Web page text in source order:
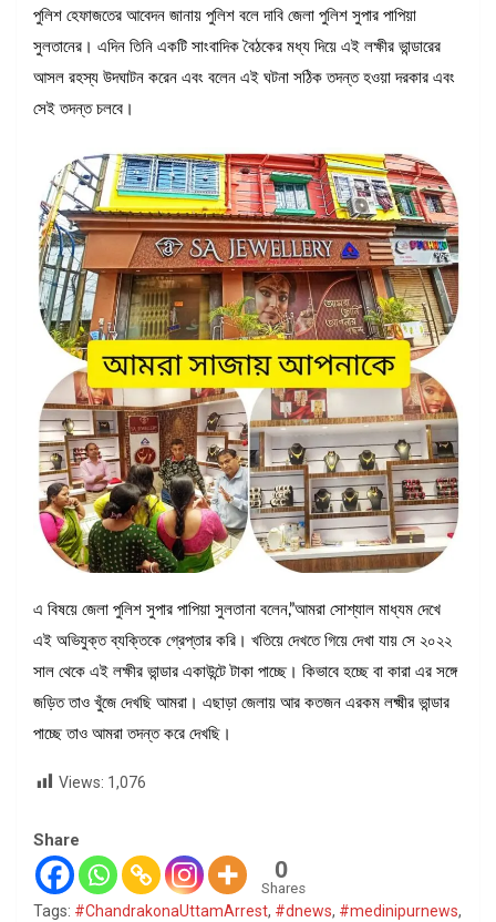
পুলিশ হেফাজতের আবেদন জানায় পুলিশ বলে দাবি জেলা পুলিশ সুপার পাপিয়া
সুলতানের। এদিন তিনি একটি সাংবাদিক বৈঠকের মধ্য দিয়ে এই লক্ষীর ভান্ডারের
আসল রহস্য উদঘাটন করেন এবং বলেন এই ঘটনা সঠিক তদন্ত হওয়া দরকার এবং
সেই তদন্ত চলবে।
এ বিষয়ে জেলা পুলিশ সুপার পাপিয়া সুলতানা বলেন,”আমরা সোশ্যাল মাধ্যম দেখে
এই অভিযুক্ত ব্যক্তিকে গ্রেপ্তার করি। খতিয়ে দেখতে গিয়ে দেখা যায় সে ২০২২
সাল থেকে এই লক্ষীর ভান্ডার একাউন্টে টাকা পাচ্ছে। কিভাবে হচ্ছে বা কারা এর সঙ্গে
জড়িত তাও খুঁজে দেখছি আমরা। এছাড়া জেলায় আর কতজন এরকম লক্ষ্মীর ভান্ডার
পাচ্ছে তাও আমরা তদন্ত করে দেখছি।
Views: 1,076
Share
0
Shares
Tags: #ChandrakonaUttamArrest, #dnews, #medinipurnews,